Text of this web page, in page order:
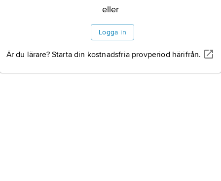
eller
Logga in
Är du lärare? Starta din kostnadsfria provperiod härifrån.